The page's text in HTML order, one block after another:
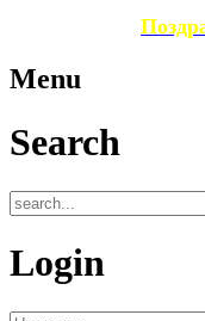
Menu
Search
Login